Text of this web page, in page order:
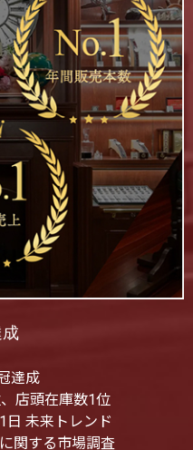
達成
店頭在庫数1位
未来トレンド
関する市場調査